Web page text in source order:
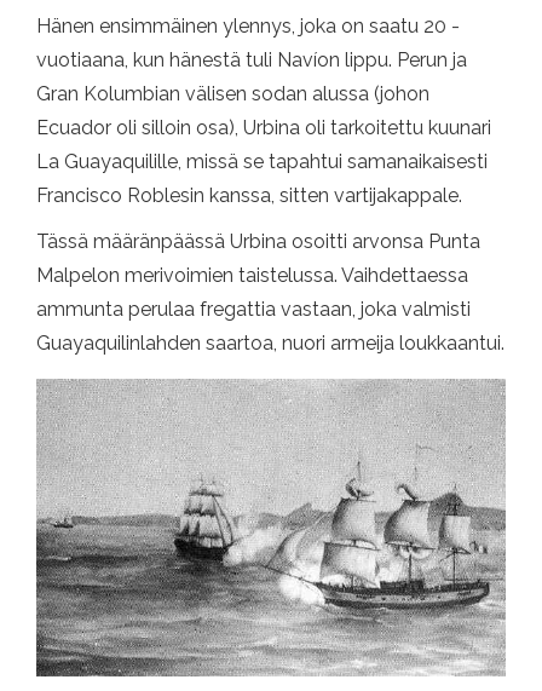
Hänen ensimmäinen ylennys, joka on saatu 20 -
vuotiaana, kun hänestä tuli Navíon lippu. Perun ja
Gran Kolumbian välisen sodan alussa (johon
Ecuador oli silloin osa), Urbina oli tarkoitettu kuunari
La Guayaquilille, missä se tapahtui samanaikaisesti
Francisco Roblesin kanssa, sitten vartijakappale.
Tässä määränpäässä Urbina osoitti arvonsa Punta
Malpelon merivoimien taistelussa. Vaihdettaessa
ammunta perulaa fregattia vastaan, joka valmisti
Guayaquilinlahden saartoa, nuori armeija loukkaantui.